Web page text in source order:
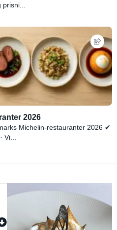
2026
Michelin-restauranter 2026 ✔